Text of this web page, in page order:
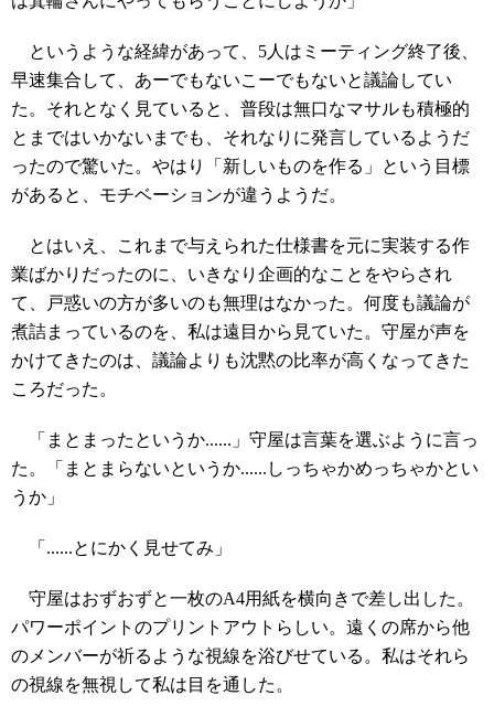
というような経緯があって、5人はミーティング終了後、
早速集合して、あーでもないこーでもないと議論してい
た。それとなく見ていると、普段は無口なマサルも積極的
とまではいかないまでも、それなりに発言しているようだ
ったので驚いた。やはり「新しいものを作る」という目標
があると、モチベーションが違うようだ。
とはいえ、これまで与えられた仕様書を元に実装する作
業ばかりだったのに、いきなり企画的なことをやらされ
て、戸惑いの方が多いのも無理はなかった。何度も議論が
煮詰まっているのを、私は遠目から見ていた。守屋が声を
かけてきたのは、議論よりも沈黙の比率が高くなってきた
ころだった。
「まとまったというか......」守屋は言葉を選ぶように言っ
た。「まとまらないというか......しっちゃかめっちゃかとい
うか」
「......とにかく見せてみ」
守屋はおずおずと一枚のA4用紙を横向きで差し出した。
パワーポイントのプリントアウトらしい。遠くの席から他
のメンバーが祈るような視線を浴びせている。私はそれら
の視線を無視して私は目を通した。